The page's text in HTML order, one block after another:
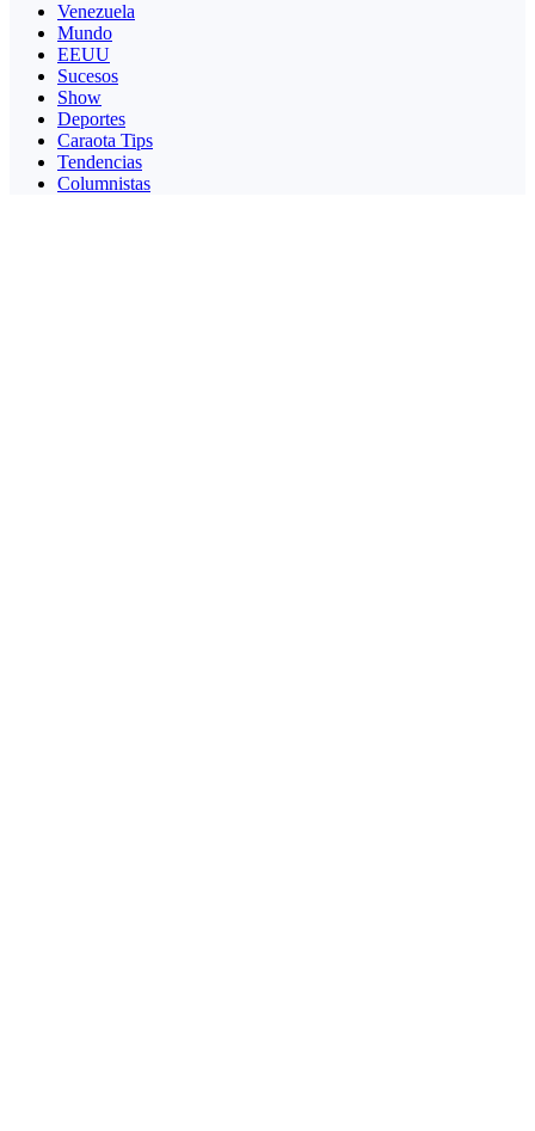
Venezuela
Mundo
EEUU
Sucesos
Show
Deportes
Caraota Tips
Tendencias
Columnistas